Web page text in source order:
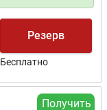
Резерв
Бесплатно
Получить